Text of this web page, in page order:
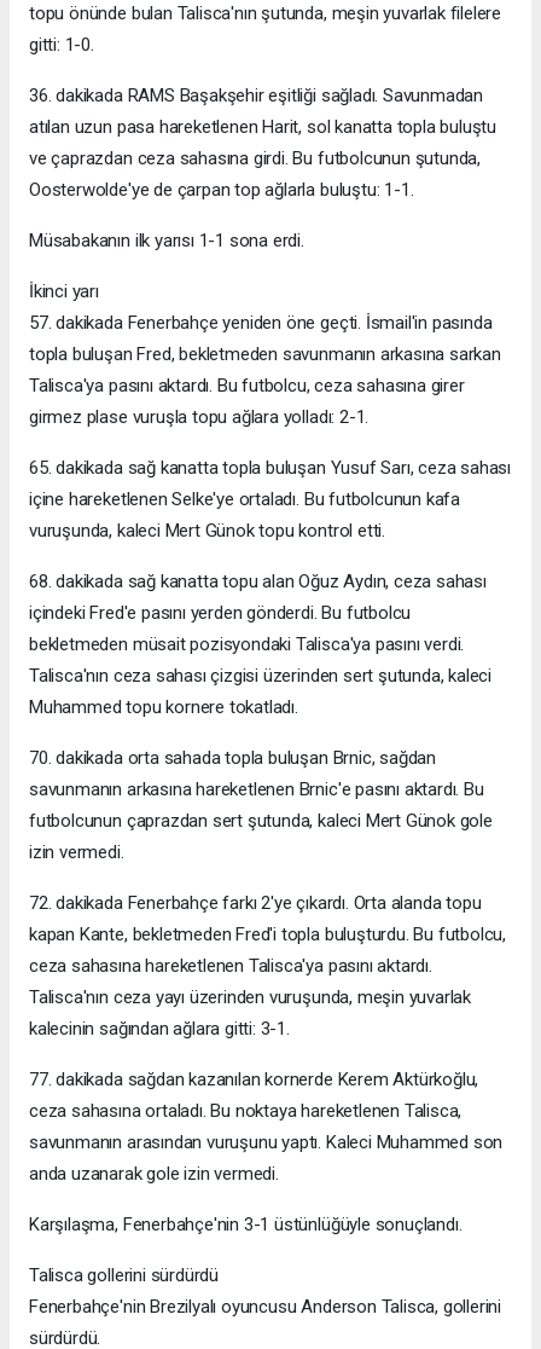
topu önünde bulan Talisca'nın şutunda, meşin yuvarlak filelere
gitti: 1-0.
36. dakikada RAMS Başakşehir eşitliği sağladı. Savunmadan
atılan uzun pasa hareketlenen Harit, sol kanatta topla buluştu
ve çaprazdan ceza sahasına girdi. Bu futbolcunun şutunda,
Oosterwolde'ye de çarpan top ağlarla buluştu: 1-1.
Müsabakanın ilk yarısı 1-1 sona erdi.
İkinci yarı
57. dakikada Fenerbahçe yeniden öne geçti. İsmail'in pasında
topla buluşan Fred, bekletmeden savunmanın arkasına sarkan
Talisca'ya pasını aktardı. Bu futbolcu, ceza sahasına girer
girmez plase vuruşla topu ağlara yolladı: 2-1.
65. dakikada sağ kanatta topla buluşan Yusuf Sarı, ceza sahası
içine hareketlenen Selke'ye ortaladı. Bu futbolcunun kafa
vuruşunda, kaleci Mert Günok topu kontrol etti.
68. dakikada sağ kanatta topu alan Oğuz Aydın, ceza sahası
içindeki Fred'e pasını yerden gönderdi. Bu futbolcu
bekletmeden müsait pozisyondaki Talisca'ya pasını verdi.
Talisca'nın ceza sahası çizgisi üzerinden sert şutunda, kaleci
Muhammed topu kornere tokatladı.
70. dakikada orta sahada topla buluşan Brnic, sağdan
savunmanın arkasına hareketlenen Brnic'e pasını aktardı. Bu
futbolcunun çaprazdan sert şutunda, kaleci Mert Günok gole
izin vermedi.
72. dakikada Fenerbahçe farkı 2'ye çıkardı. Orta alanda topu
kapan Kante, bekletmeden Fred'i topla buluşturdu. Bu futbolcu,
ceza sahasına hareketlenen Talisca'ya pasını aktardı.
Talisca'nın ceza yayı üzerinden vuruşunda, meşin yuvarlak
kalecinin sağından ağlara gitti: 3-1.
77. dakikada sağdan kazanılan kornerde Kerem Aktürkoğlu,
ceza sahasına ortaladı. Bu noktaya hareketlenen Talisca,
savunmanın arasından vuruşunu yaptı. Kaleci Muhammed son
anda uzanarak gole izin vermedi.
Karşılaşma, Fenerbahçe'nin 3-1 üstünlüğüyle sonuçlandı.
Talisca gollerini sürdürdü
Fenerbahçe'nin Brezilyalı oyuncusu Anderson Talisca, gollerini
sürdürdü.